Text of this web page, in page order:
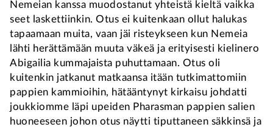
Nemeian kanssa muodostanut yhteistä kieltä vaikka
seet laskettiinkin. Otus ei kuitenkaan ollut halukas
tapaamaan muita, vaan jäi risteykseen kun Nemeia
lähti herättämään muuta väkeä ja erityisesti kielinero
Abigailia kummajaista puhuttamaan. Otus oli
kuitenkin jatkanut matkaansa itään tutkimattomiin
pappien kammioihin, hätääntynyt kirkaisu johdatti
joukkiomme läpi upeiden Pharasman pappien salien
huoneeseen johon otus näytti tiputtaneen säkkinsä ja